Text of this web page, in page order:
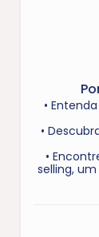
•
•
•
selling,